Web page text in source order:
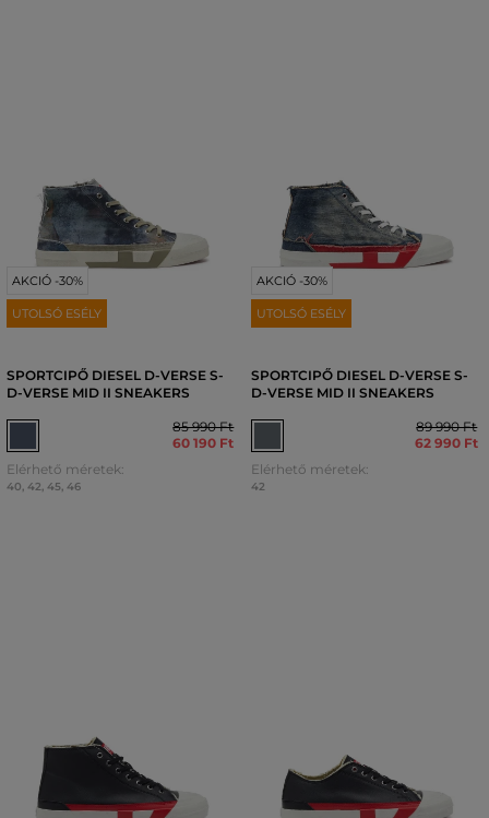
AKCIÓ -30%
UTOLSÓ ESÉLY
SPORTCIPŐ DIESEL D-VERSE S-
D-VERSE MID II SNEAKERS
85 990 Ft
60 190 Ft
Elérhető méretek:
40, 42, 45, 46
AKCIÓ -30%
UTOLSÓ ESÉLY
SPORTCIPŐ DIESEL D-VERSE S-
D-VERSE MID II SNEAKERS
89 990 Ft
62 990 Ft
Elérhető méretek:
42